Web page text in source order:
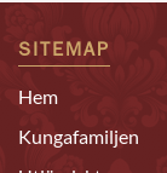
SITEMAP
Hem
Kungafamiljen